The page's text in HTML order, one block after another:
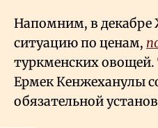
Напомним, в
ситуацию по ценам,
туркменских овощей.
Ермек Кенжеханулы
обязательной